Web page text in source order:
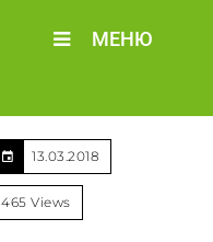
МЕНЮ
13.03.2018
465 Views